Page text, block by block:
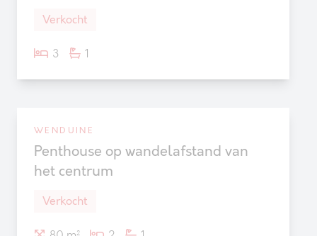
Verkocht
3 1
WENDUINE
Penthouse op wandelafstand van
het centrum
Verkocht